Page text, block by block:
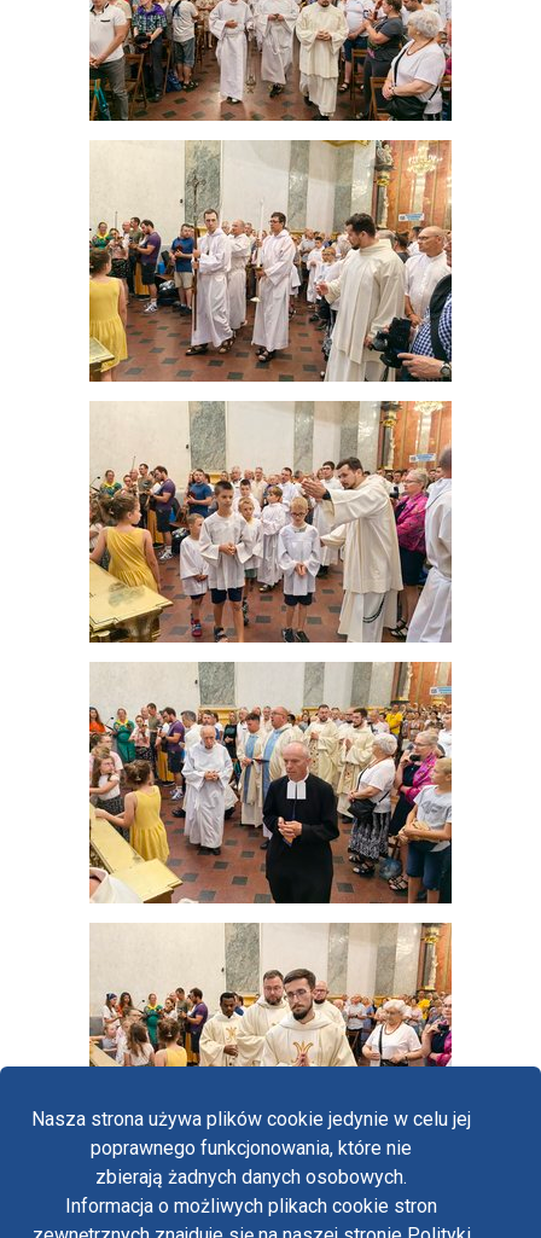
Nasza strona używa plików cookie jedynie w celu jej
poprawnego funkcjonowania, które nie
zbierają żadnych danych osobowych.
Informacja o możliwych plikach cookie stron